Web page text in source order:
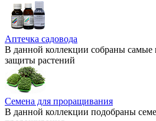
Аптечка садовода
В данной коллекции собраны самые
защиты растений
Семена для проращивания
В данной коллекции подобраны